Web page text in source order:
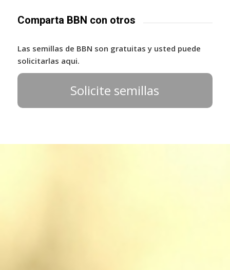
Comparta BBN con otros
Las semillas de BBN son gratuitas y usted puede
solicitarlas aqui.
Solicite semillas